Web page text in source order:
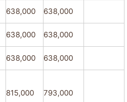
638,000
638,000
638,000
638,000
638,000
638,000
815,000 793,000